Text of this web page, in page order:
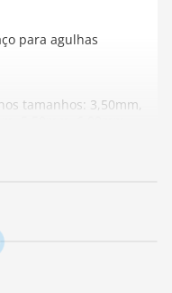
para agulhas
tamanhos: 3,50mm,
5,50mm, 6,00mm,